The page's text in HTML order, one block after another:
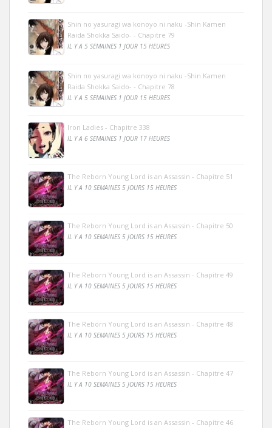
Shin no yasuragi wa konoyo ni naku -Shin Kamen
Raida Shokka Saido- - Chapitre 79
IL Y A 5 SEMAINES 1 JOUR 15 HEURES
Shin no yasuragi wa konoyo ni naku -Shin Kamen
Raida Shokka Saido- - Chapitre 78
IL Y A 5 SEMAINES 1 JOUR 15 HEURES
Iron Ladies - Chapitre 338
IL Y A 6 SEMAINES 1 JOUR 17 HEURES
The Reborn Young Lord is an Assassin - Chapitre 51
IL Y A 10 SEMAINES 5 JOURS 15 HEURES
The Reborn Young Lord is an Assassin - Chapitre 50
IL Y A 10 SEMAINES 5 JOURS 15 HEURES
The Reborn Young Lord is an Assassin - Chapitre 49
IL Y A 10 SEMAINES 5 JOURS 15 HEURES
The Reborn Young Lord is an Assassin - Chapitre 48
IL Y A 10 SEMAINES 5 JOURS 15 HEURES
The Reborn Young Lord is an Assassin - Chapitre 47
IL Y A 10 SEMAINES 5 JOURS 15 HEURES
The Reborn Young Lord is an Assassin - Chapitre 46